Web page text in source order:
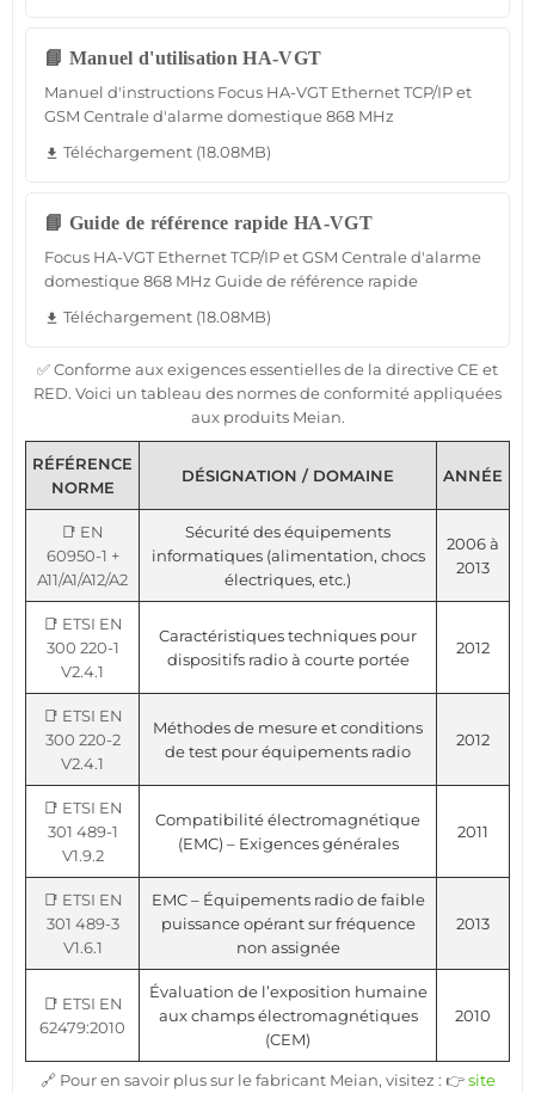
📘 Manuel d'utilisation HA-VGT
Manuel d'instructions Focus HA-VGT Ethernet TCP/IP et
GSM Centrale d'alarme domestique 868 MHz
file_download Téléchargement (18.08MB)
📘 Guide de référence rapide HA-VGT
Focus HA-VGT Ethernet TCP/IP et GSM Centrale d'alarme
domestique 868 MHz Guide de référence rapide
file_download Téléchargement (18.08MB)
✅ Conforme aux exigences essentielles de la directive CE et
RED. Voici un tableau des normes de conformité appliquées
aux produits Meian.
RÉFÉRENCE
NORME
DÉSIGNATION / DOMAINE ANNÉE
📑 EN
60950-1 +
A11/A1/A12/A2
Sécurité des équipements
informatiques (alimentation, chocs
électriques, etc.)
2006 à
2013
📑 ETSI EN
300 220-1
V2.4.1
Caractéristiques techniques pour
dispositifs radio à courte portée
2012
📑 ETSI EN
300 220-2
V2.4.1
Méthodes de mesure et conditions
de test pour équipements radio
2012
📑 ETSI EN
301 489-1
V1.9.2
Compatibilité électromagnétique
(EMC) – Exigences générales
2011
📑 ETSI EN
301 489-3
V1.6.1
EMC – Équipements radio de faible
puissance opérant sur fréquence
non assignée
2013
📑 ETSI EN
62479:2010
Évaluation de l’exposition humaine
aux champs électromagnétiques
(CEM)
2010
🔗 Pour en savoir plus sur le fabricant Meian, visitez : 👉site